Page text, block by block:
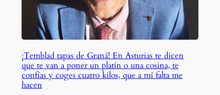
¡Temblad tapas de Graná! En Asturias te dicen
que te van a poner un platín o una cosina, te
confías y coges cuatro kilos, que a mí falta me
hacen